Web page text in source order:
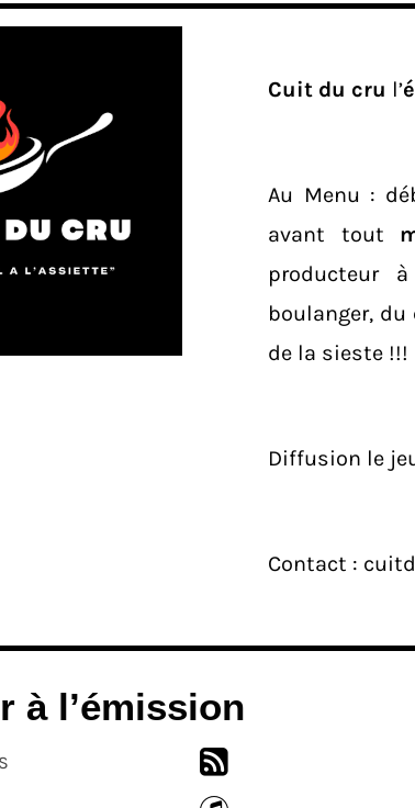
Cuit du cru l’
Au Menu :
avant tout
producteur
boulanger, du
de la sieste !!!
Diffusion le
Contact :
à l’émission